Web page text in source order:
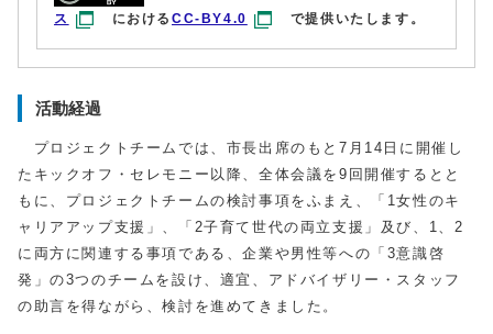
ス
におけるCC-BY4.0 で提供いたします。
活動経過
プロジェクトチームでは、市長出席のもと7月14日に開催し
たキックオフ・セレモニー以降、全体会議を9回開催するとと
もに、プロジェクトチームの検討事項をふまえ、「1女性のキ
ャリアアップ支援」、「2子育て世代の両立支援」及び、1、2
に両方に関連する事項である、企業や男性等への「3意識啓
発」の3つのチームを設け、適宜、アドバイザリー・スタッフ
の助言を得ながら、検討を進めてきました。